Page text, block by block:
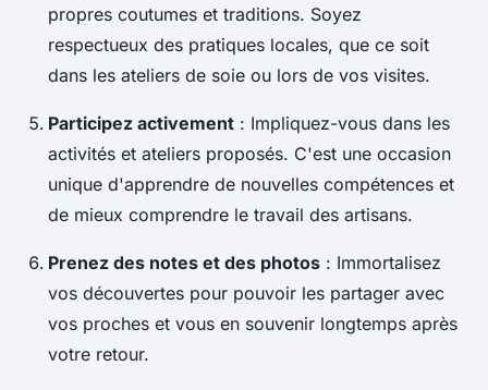
propres coutumes et traditions. Soyez
respectueux des pratiques locales, que ce soit
dans les ateliers de soie ou lors de vos visites.
Participez activement : Impliquez-vous dans les
activités et ateliers proposés. C'est une occasion
unique d'apprendre de nouvelles compétences et
de mieux comprendre le travail des artisans.
Prenez des notes et des photos : Immortalisez
vos découvertes pour pouvoir les partager avec
vos proches et vous en souvenir longtemps après
votre retour.